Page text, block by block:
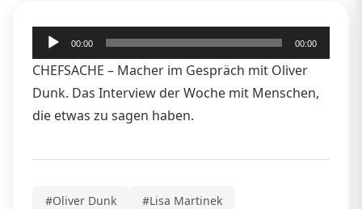
Audio-
Player
00:00 00:00
CHEFSACHE – Macher im Gespräch mit Oliver
Dunk. Das Interview der Woche mit Menschen,
die etwas zu sagen haben.
#Oliver Dunk #Lisa Martinek